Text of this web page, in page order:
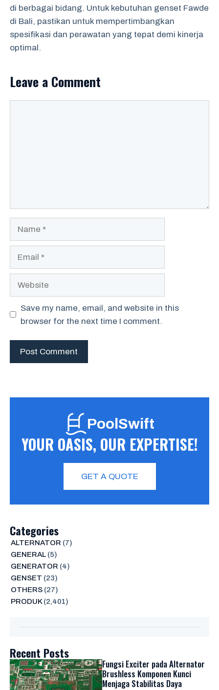
di berbagai bidang. Untuk kebutuhan genset Fawde
di Bali, pastikan untuk mempertimbangkan
spesifikasi dan perawatan yang tepat demi kinerja
optimal.
Leave a Comment
Save my name, email, and website in this
browser for the next time I comment.
PoolSwift
YOUR OASIS, OUR EXPERTISE!
GET A QUOTE
Categories
ALTERNATOR (7)
GENERAL(5)
GENERATOR (4)
GENSET (23)
OTHERS(27)
PRODUK(2,401)
Recent Posts
Fungsi Exciter pada Alternator
Brushless Komponen Kunci
Menjaga Stabilitas Daya